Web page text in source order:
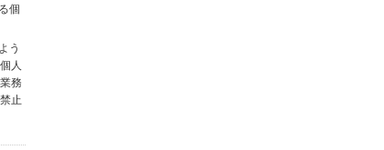
個
う
人
務
止